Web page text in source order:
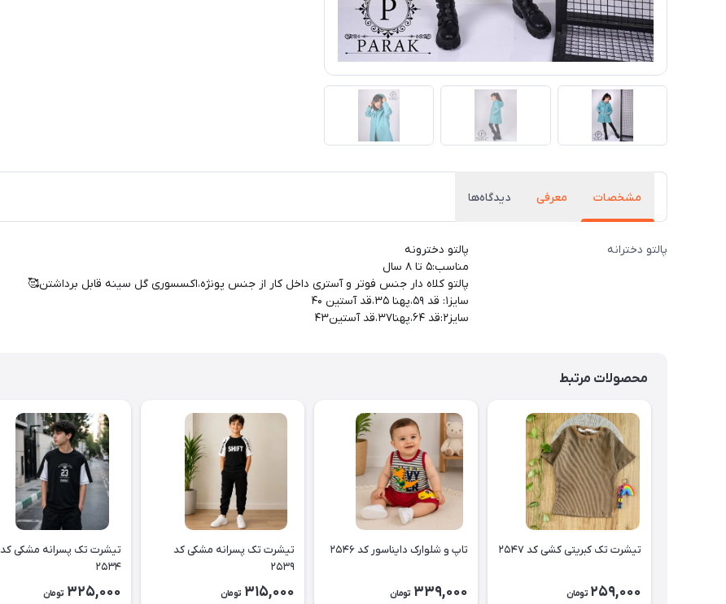
مشخصات معرفی دیدگاه‌ها
پالتو دخترانه
پالتو دخترونه
مناسب:۵ تا ۸ سال
پالتو کلاه دار جنس فوتر و آستری داخل کار از جنس پونژه،اکسسوری گل سینه قابل برداشتن🥰
سایز۱: قد ۵۹،پهنا ۳۵،قد آستین ۴۰
سایز۲:قد ۶۴،پهنا۳۷،قد آستین۴۳
محصولات مرتبط
تیشرت تک کبریتی کشی کد ۲۵۴۷
259,000 تومان
تاپ و شلوارک دایناسور کد ۲۵۴۶
339,000 تومان
تیشرت تک پسرانه مشکی کد
۲۵۳۹
315,000 تومان
تیشرت تک پسرانه مشکی کد
۲۵۳۴
325,000 تومان